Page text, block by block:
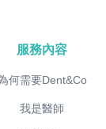
服務內容
何需要Dent&Co
我是醫師